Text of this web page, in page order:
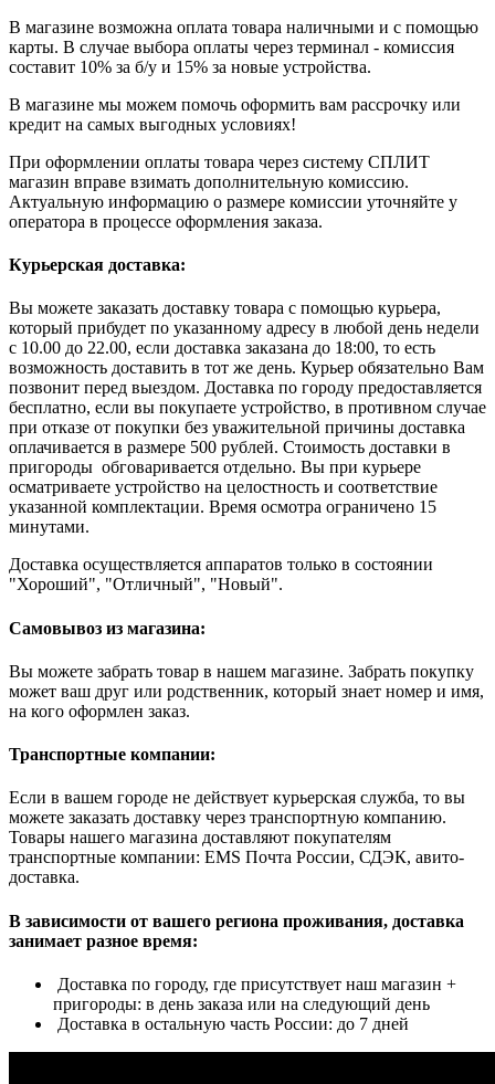
В магазине возможна оплата товара наличными и с помощью
карты. В случае выбора оплаты через терминал - комиссия
составит 10% за б/у и 15% за новые устройства.
В магазине мы можем помочь оформить вам рассрочку или
кредит на самых выгодных условиях!
При оформлении оплаты товара через систему СПЛИТ
магазин вправе взимать дополнительную комиссию.
Актуальную информацию о размере комиссии уточняйте у
оператора в процессе оформления заказа.
Курьерская доставка:
Вы можете заказать доставку товара с помощью курьера,
который прибудет по указанному адресу в любой день недели
с 10.00 до 22.00, если доставка заказана до 18:00, то есть
возможность доставить в тот же день. Курьер обязательно Вам
позвонит перед выездом. Доставка по городу предоставляется
бесплатно, если вы покупаете устройство, в противном случае
при отказе от покупки без уважительной причины доставка
оплачивается в размере 500 рублей. Стоимость доставки в
пригороды обговаривается отдельно. Вы при курьере
осматриваете устройство на целостность и соответствие
указанной комплектации. Время осмотра ограничено 15
минутами.
Доставка осуществляется аппаратов только в состоянии
"Хороший", "Отличный", "Новый".
Самовывоз из магазина:
Вы можете забрать товар в нашем магазине. Забрать покупку
может ваш друг или родственник, который знает номер и имя,
на кого оформлен заказ.
Транспортные компании:
Если в вашем городе не действует курьерская служба, то вы
можете заказать доставку через транспортную компанию.
Товары нашего магазина доставляют покупателям
транспортные компании: EMS Почта России, СДЭК, авито-
доставка.
В зависимости от вашего региона проживания, доставка
занимает разное время:
Доставка по городу, где присутствует наш магазин +
пригороды: в день заказа или на следующий день
Доставка в остальную часть России: до 7 дней